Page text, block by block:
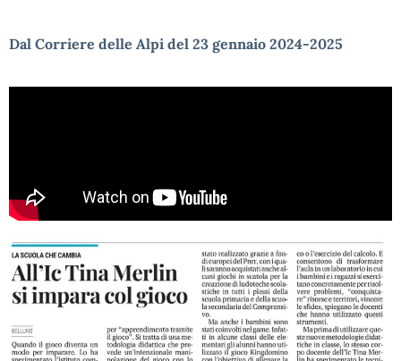
Dal Corriere delle Alpi del 23 gennaio 2024-2025